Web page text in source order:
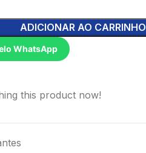
ADICIONAR AO CARRINHO
WhatsApp
this product now!